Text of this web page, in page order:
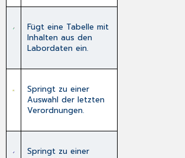
Fügt eine Tabelle mit
Inhalten aus den
Labordaten ein.
Springt zu einer
Auswahl der letzten
Verordnungen.
Springt zu einer